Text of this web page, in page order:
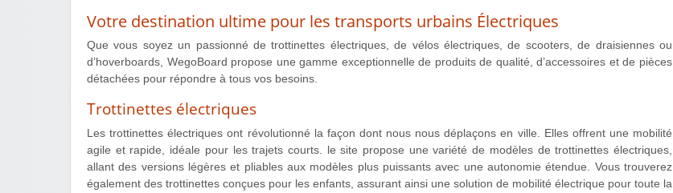
Votre destination ultime pour les transports urbains Électriques
Que vous soyez un passionné de trottinettes électriques, de vélos électriques, de scooters, de draisiennes ou
d’hoverboards, WegoBoard propose une gamme exceptionnelle de produits de qualité, d’accessoires et de pièces
détachées pour répondre à tous vos besoins.
Trottinettes électriques
Les trottinettes électriques ont révolutionné la façon dont nous nous déplaçons en ville. Elles offrent une mobilité
agile et rapide, idéale pour les trajets courts. le site propose une variété de modèles de trottinettes électriques,
allant des versions légères et pliables aux modèles plus puissants avec une autonomie étendue. Vous trouverez
également des trottinettes conçues pour les enfants, assurant ainsi une solution de mobilité électrique pour toute la